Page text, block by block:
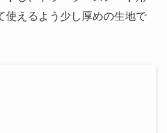
使えるよう少し厚めの生地で